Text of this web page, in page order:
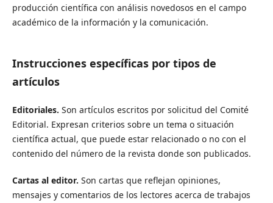
producción científica con análisis novedosos en el campo
académico de la información y la comunicación.
Instrucciones específicas por tipos de
artículos
Editoriales. Son artículos escritos por solicitud del Comité
Editorial. Expresan criterios sobre un tema o situación
científica actual, que puede estar relacionado o no con el
contenido del número de la revista donde son publicados.
Cartas al editor. Son cartas que reflejan opiniones,
mensajes y comentarios de los lectores acerca de trabajos